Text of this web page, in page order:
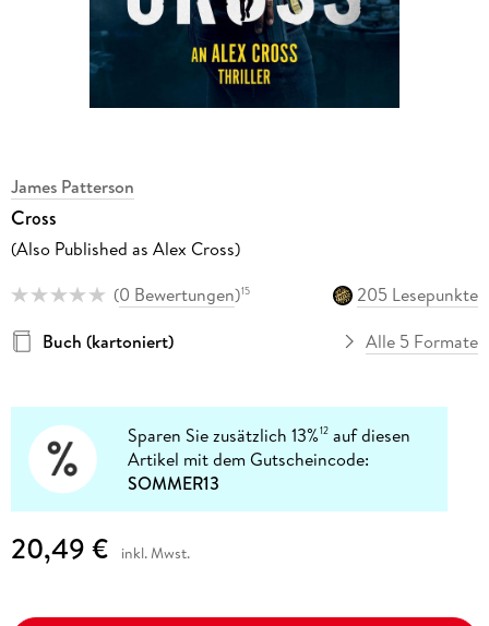
James Patterson
Cross
(Also Published as Alex Cross)
(0 Bewertungen)15
205 Lesepunkte
Buch (kartoniert)
Alle 5 Formate
Sparen Sie zusätzlich 13%12 auf diesen
Artikel mit dem Gutscheincode:
SOMMER13
20,49 € inkl. Mwst.